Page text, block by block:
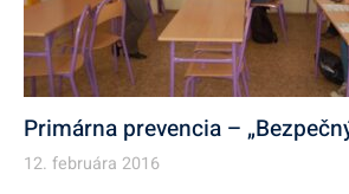
Primárna prevencia –
12. februára 2016